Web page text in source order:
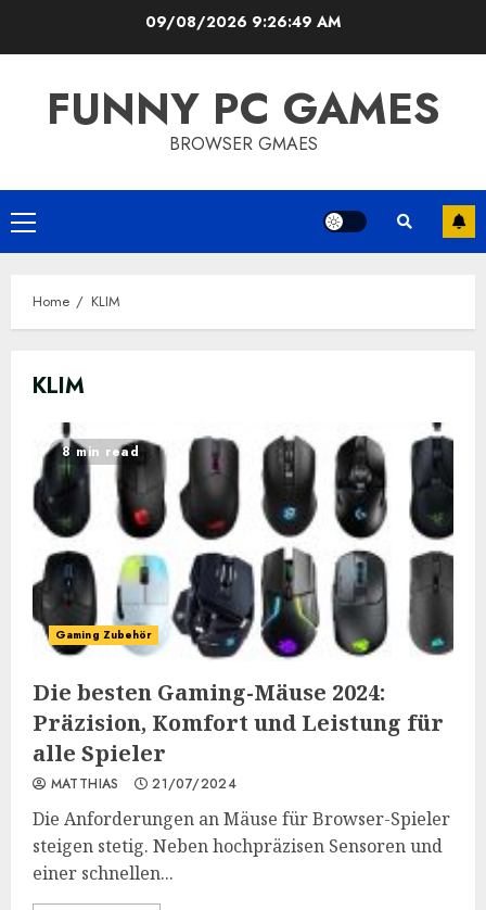
09/08/2026 9:26:49 AM
FUNNY PC GAMES
BROWSER GMAES
Primary
Menu
Home KLIM
KLIM
8 min read
Gaming Zubehör
Die besten Gaming-Mäuse 2024:
Präzision, Komfort und Leistung für
alle Spieler
MATTHIAS 21/07/2024
Die Anforderungen an Mäuse für Browser-Spieler
steigen stetig. Neben hochpräzisen Sensoren und
einer schnellen...